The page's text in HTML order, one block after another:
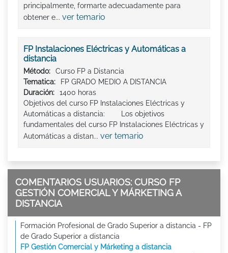
principalmente, formarte adecuadamente para
obtener e... ver temario
FP Instalaciones Eléctricas y Automáticas a
distancia
Método:
Curso FP a Distancia
Tematica:
FP GRADO MEDIO A DISTANCIA
Duración:
1400 horas
Objetivos del curso FP Instalaciones Eléctricas y
Automáticas a distancia: Los objetivos
fundamentales del curso FP Instalaciones Eléctricas y
Automáticas a distan... ver temario
COMENTARIOS USUARIOS: CURSO FP
GESTIÓN COMERCIAL Y MÁRKETING A
DISTANCIA
Formación Profesional de Grado Superior a distancia - FP
de Grado Superior a distancia
FP Gestión Comercial y Márketing a distancia